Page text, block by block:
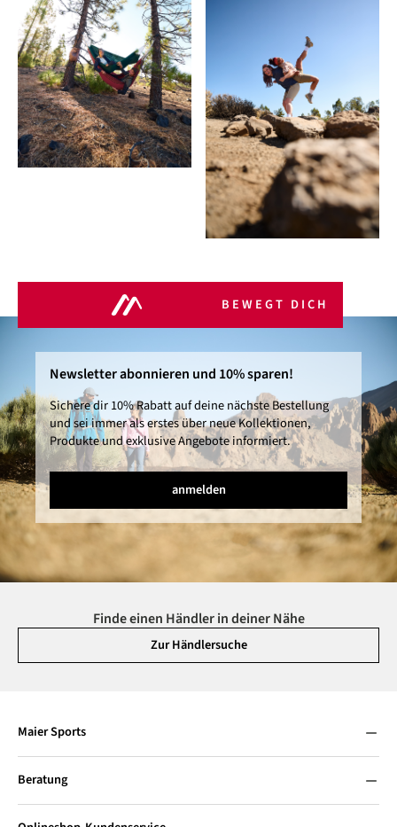
BEWEGT DICH
Newsletter abonnieren und 10% sparen!
Sichere dir 10% Rabatt auf deine nächste Bestellung
und sei immer als erstes über neue Kollektionen,
Produkte und exklusive Angebote informiert.
anmelden
Finde einen Händler in deiner Nähe
Zur Händlersuche
Maier Sports
Beratung